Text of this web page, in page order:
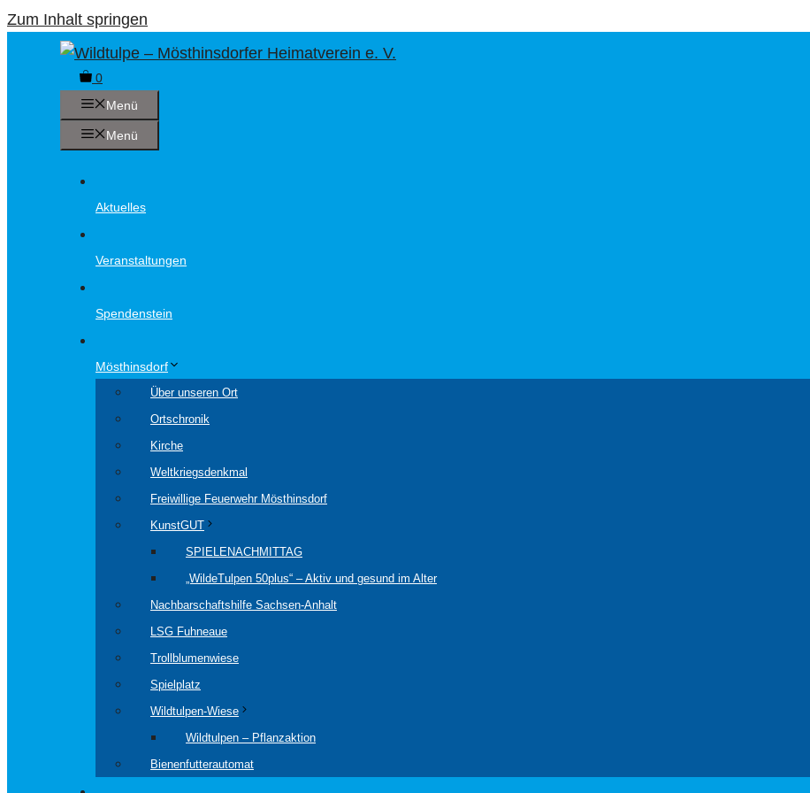
Zum Inhalt springen
0
Menü
Menü
Aktuelles
Veranstaltungen
Spendenstein
Mösthinsdorf
Über unseren Ort
Ortschronik
Kirche
Weltkriegsdenkmal
Freiwillige Feuerwehr Mösthinsdorf
KunstGUT
SPIELENACHMITTAG
„WildeTulpen 50plus“ – Aktiv und gesund im Alter
Nachbarschaftshilfe Sachsen-Anhalt
LSG Fuhneaue
Trollblumenwiese
Spielplatz
Wildtulpen-Wiese
Wildtulpen – Pflanzaktion
Bienenfutterautomat